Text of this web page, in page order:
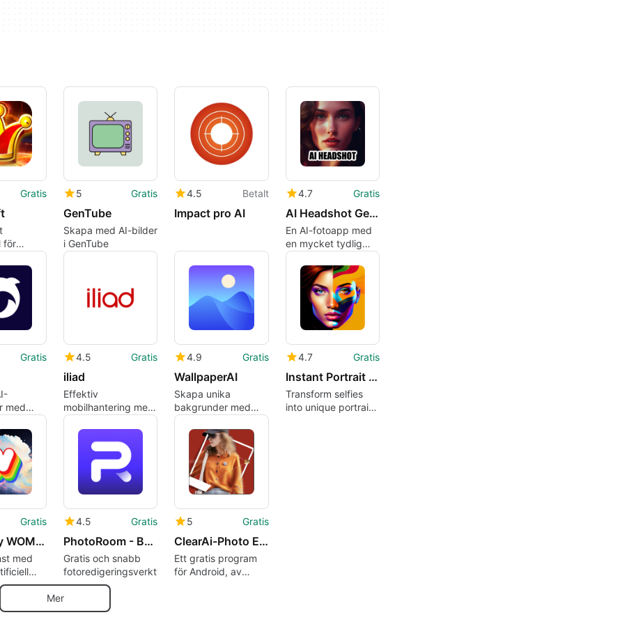
Gratis
för
5 Gratis
GenTube
Skapa med AI-bilder
i GenTube
4.5 Betalt
Impact pro AI
4.7 Gratis
AI Headshot Generator-AI Photo
En AI-fotoapp med
en mycket tydlig
pitch
Gratis
med
4.5 Gratis
iliad
Effektiv
mobilhantering med
iliad-appen
4.9 Gratis
WallpaperAI
Skapa unika
bakgrunder med
WallpaperAI
4.7 Gratis
Instant Portrait - AI Art
Transform selfies
into unique portrait
Gratis
Dream by WOMBO
med
4.5 Gratis
PhotoRoom - Background Eraser Photo Editor
Gratis och snabb
fotoredigeringsverktyg
5 Gratis
ClearAi-Photo Enhancer Remini
Ett gratis program
för Android, av
Mer